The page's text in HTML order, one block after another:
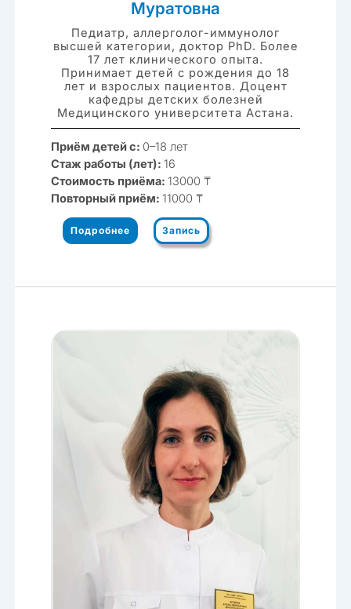
Муратовна
Педиатр, аллерголог-иммунолог
высшей категории, доктор PhD. Более
17 лет клинического опыта.
Принимает детей с рождения до 18
лет и взрослых пациентов. Доцент
кафедры детских болезней
Медицинского университета Астана.
Приём детей с: 0–18 лет
Стаж работы (лет): 16
Стоимость приёма: 13000 ₸
Повторный приём: 11000 ₸
Подробнее Запись